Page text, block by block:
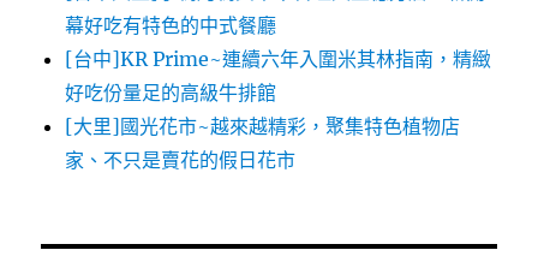
幕好吃有特色的中式餐廳
[台中]KR Prime~連續六年入圍米其林指南，精緻
好吃份量足的高級牛排館
[大里]國光花市~越來越精彩，聚集特色植物店
家、不只是賣花的假日花市